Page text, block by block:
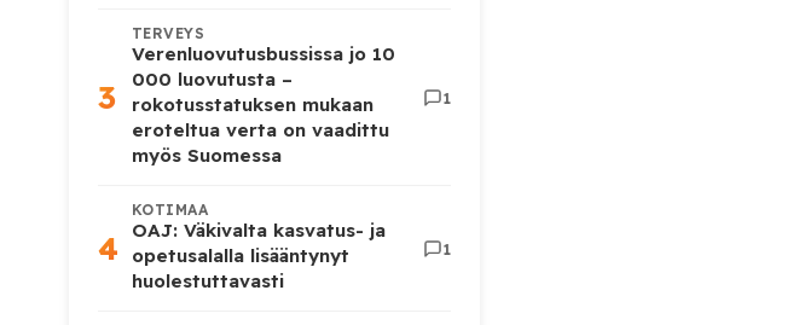
3
TERVEYS
Verenluovutusbussissa jo 10
000 luovutusta –
rokotusstatuksen mukaan
eroteltua verta on vaadittu
myös Suomessa
1
4
KOTIMAA
OAJ: Väkivalta kasvatus- ja
opetusalalla lisääntynyt
huolestuttavasti
1